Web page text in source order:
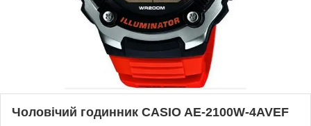
Чоловічий годинник CASIO AE-2100W-4AVEF